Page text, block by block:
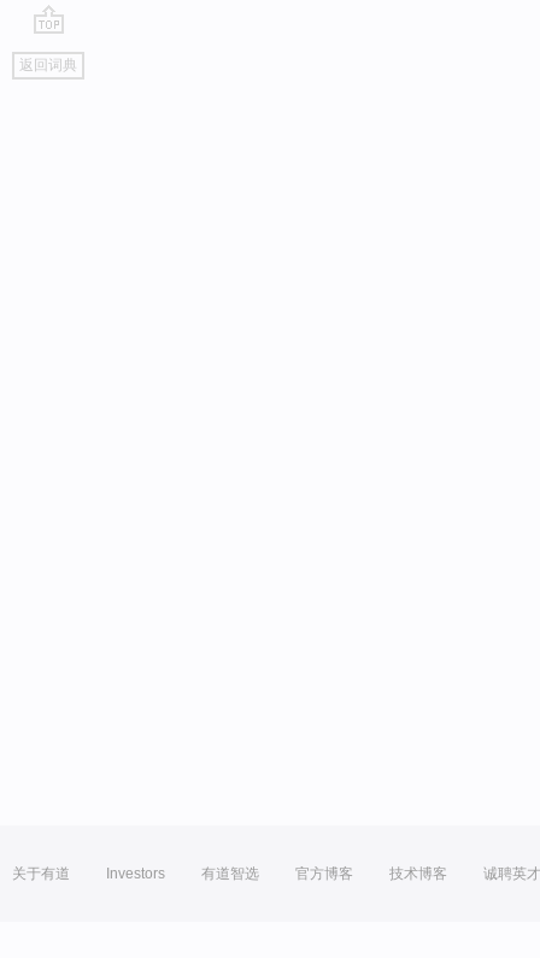
go
top
返回词典
关于有道 Investors 有道智选 官方博客 技术博客 诚聘英才